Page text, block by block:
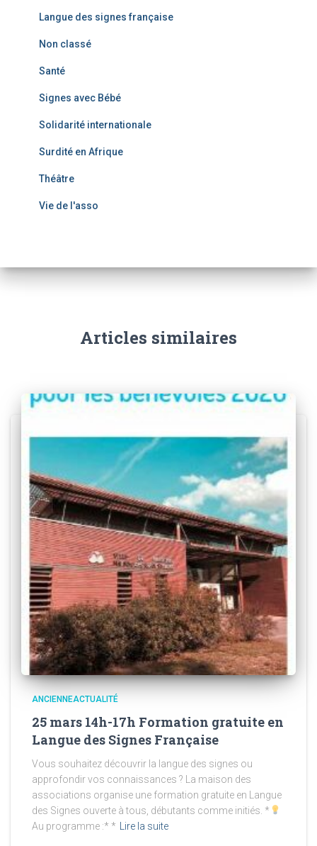
Langue des signes française
Non classé
Santé
Signes avec Bébé
Solidarité internationale
Surdité en Afrique
Théâtre
Vie de l'asso
Articles similaires
ANCIENNEACTUALITÉ
25 mars 14h-17h Formation gratuite en
Langue des Signes Française
Vous souhaitez découvrir la langue des signes ou
approfondir vos connaissances ? La maison des
associations organise une formation gratuite en Langue
des Signes ouverte à tous, débutants comme initiés. *
Au programme :* *
Lire la suite